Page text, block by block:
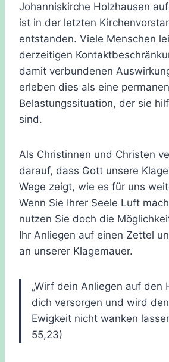
Johanniskirche Holzhausen
ist in der letzten
entstanden. Viele Menschen
derzeitigen
damit verbundenen
erleben dies als eine
Belastungssituation, der sie
sind.
Als Christinnen und Christen
darauf, dass Gott unsere
Wege zeigt, wie es für uns
Wenn Sie Ihrer Seele Luft
nutzen Sie doch die
Ihr Anliegen auf einen Zettel
an unserer Klagemauer.
„Wirf dein Anliegen auf den
dich versorgen und wird
Ewigkeit nicht wanken
55,23)